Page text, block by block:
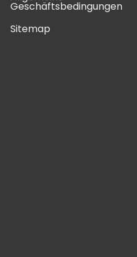
Geschäftsbedingungen
Sitemap